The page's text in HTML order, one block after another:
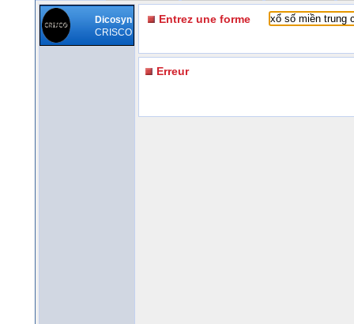
Dicosyn
CRISCO
Entrez une forme
Erreur